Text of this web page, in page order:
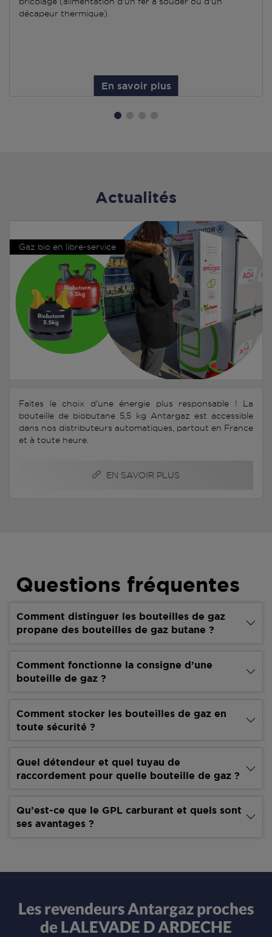
décapeur thermique).
En savoir plus
Actualités
Gaz bio en libre-service
Faites le choix d'une énergie plus responsable ! La
bouteille de biobutane 5,5 kg Antargaz est accessible
dans nos distributeurs automatiques, partout en France
et à toute heure.
EN SAVOIR PLUS
Questions fréquentes
Comment distinguer les bouteilles de gaz
propane des bouteilles de gaz butane ?
Comment fonctionne la consigne d’une
bouteille de gaz ?
Comment stocker les bouteilles de gaz en
toute sécurité ?
Quel détendeur et quel tuyau de
raccordement pour quelle bouteille de gaz ?
Qu’est-ce que le GPL carburant et quels sont
ses avantages ?
Les revendeurs Antargaz proches
de LALEVADE D ARDECHE